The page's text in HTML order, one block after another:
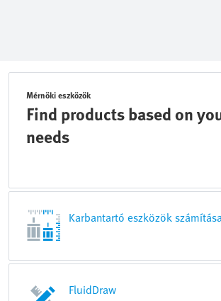
Mérnöki eszközök
Find products based on
needs
Karbantartó eszközök
FluidDraw